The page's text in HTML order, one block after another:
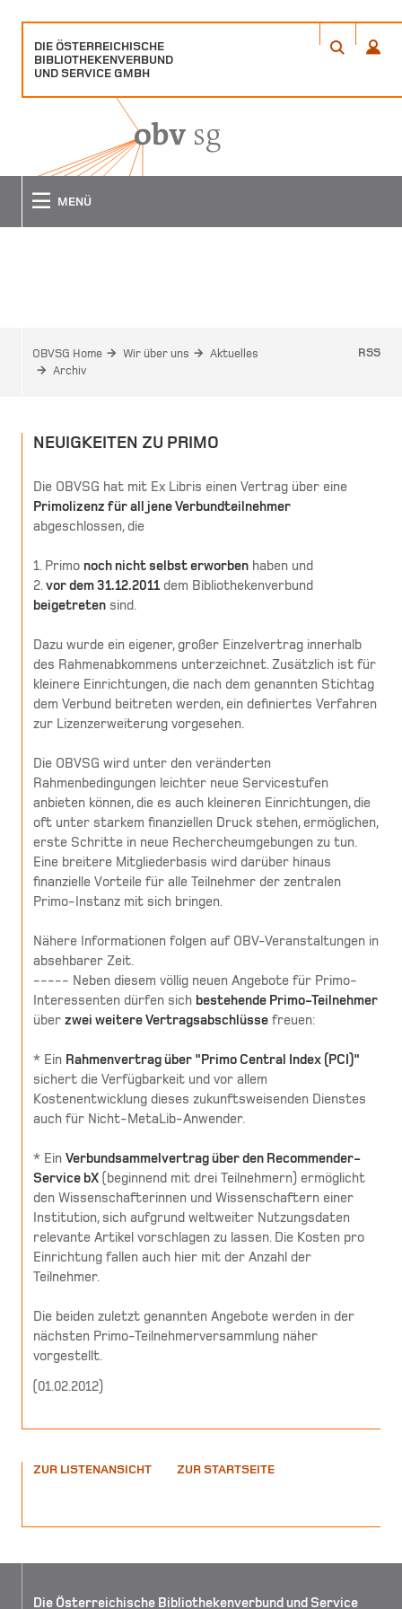
DIE ÖSTERREICHISCHE
BIBLIOTHEKENVERBUND
UND SERVICE GMBH
ÖFFNET
FENSTER
MENÜ
OBVSG Home Wir über uns
Aktuelles
Archiv
RSS
NEUIGKEITEN ZU PRIMO
Die OBVSG hat mit Ex Libris einen Vertrag über eine
Primolizenz für all jene Verbundteilnehmer
abgeschlossen, die
1. Primo noch nicht selbst erworben haben und
2. vor dem 31.12.2011 dem Bibliothekenverbund
beigetreten sind.
Dazu wurde ein eigener, großer Einzelvertrag innerhalb
des Rahmenabkommens unterzeichnet. Zusätzlich ist für
kleinere Einrichtungen, die nach dem genannten Stichtag
dem Verbund beitreten werden, ein definiertes Verfahren
zur Lizenzerweiterung vorgesehen.
Die OBVSG wird unter den veränderten
Rahmenbedingungen leichter neue Servicestufen
anbieten können, die es auch kleineren Einrichtungen, die
oft unter starkem finanziellen Druck stehen, ermöglichen,
erste Schritte in neue Rechercheumgebungen zu tun.
Eine breitere Mitgliederbasis wird darüber hinaus
finanzielle Vorteile für alle Teilnehmer der zentralen
Primo-Instanz mit sich bringen.
Nähere Informationen folgen auf OBV-Veranstaltungen in
absehbarer Zeit.
----- Neben diesem völlig neuen Angebote für Primo-
Interessenten dürfen sich bestehende Primo-Teilnehmer
über zwei weitere Vertragsabschlüsse freuen:
* Ein Rahmenvertrag über "Primo Central Index (PCI)"
sichert die Verfügbarkeit und vor allem
Kostenentwicklung dieses zukunftsweisenden Dienstes
auch für Nicht-MetaLib-Anwender.
* Ein Verbundsammelvertrag über den Recommender-
Service bX (beginnend mit drei Teilnehmern) ermöglicht
den Wissenschafterinnen und Wissenschaftern einer
Institution, sich aufgrund weltweiter Nutzungsdaten
relevante Artikel vorschlagen zu lassen. Die Kosten pro
Einrichtung fallen auch hier mit der Anzahl der
Teilnehmer.
Die beiden zuletzt genannten Angebote werden in der
nächsten Primo-Teilnehmerversammlung näher
vorgestellt.
( 01.02.2012)
ZUR LISTENANSICHT ZUR STARTSEITE
Die Österreichische Bibliothekenverbund und Service